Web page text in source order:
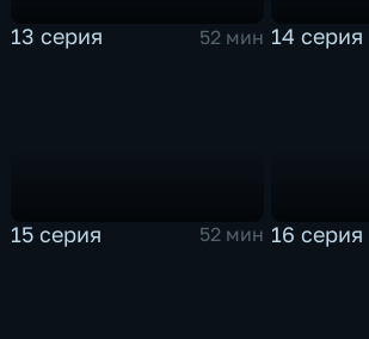
13 серия 52 мин 14 серия
15 серия 52 мин 16 серия